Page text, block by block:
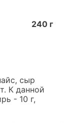
240 г
сыр
К данной
- 10 г,